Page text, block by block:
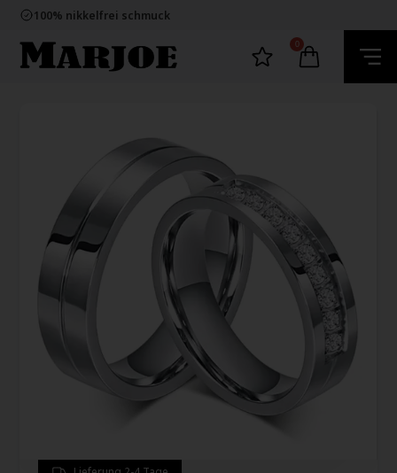
100% nikkelfrei schmuck
60 Tage Rückgabe
E-mark webshop
100% nikkelfrei schmuck
0